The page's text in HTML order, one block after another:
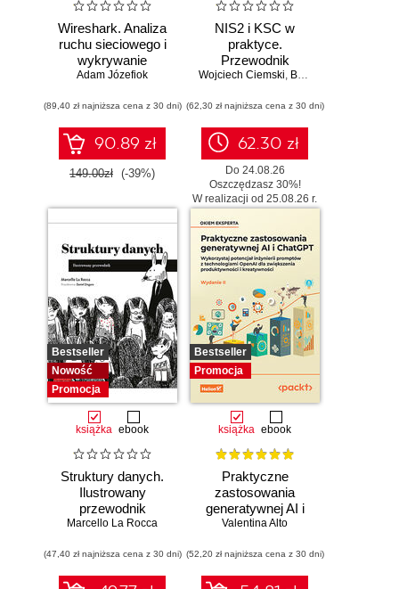
Wireshark. Analiza
ruchu sieciowego i
wykrywanie
włamań
Adam Józefiok
(89,40 zł najniższa cena z 30 dni)
90.89 zł
149.00zł (-39%)
NIS2 i KSC w
praktyce.
Przewodnik
wdrożeniowy dla
Wojciech Ciemski, Bartłomiej Wieczorek
(62,30 zł najniższa cena z 30 dni)
62.30 zł
Do 24.08.26
Oszczędzasz 30%!
W realizacji od 25.08.26 r.
Bestseller
Nowość
Promocja
książka ebook
Struktury danych.
Ilustrowany
przewodnik
Marcello La Rocca
(47,40 zł najniższa cena z 30 dni)
Bestseller
Promocja
książka ebook
Praktyczne
zastosowania
generatywnej AI i
ChatGPT.
potencjał inżynierii
promptów z
Valentina Alto
(52,20 zł najniższa cena z 30 dni)